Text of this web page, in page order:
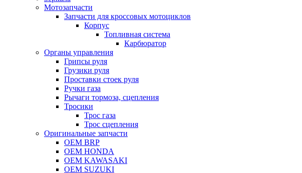
Мотозапчасти
Запчасти для кроссовых мотоциклов
Корпус
Топливная система
Карбюратор
Органы управления
Грипсы руля
Грузики руля
Проставки стоек руля
Ручки газа
Рычаги тормоза, сцепления
Тросики
Трос газа
Трос сцепления
Оригинальные запчасти
OEM BRP
OEM HONDA
OEM KAWASAKI
OEM SUZUKI